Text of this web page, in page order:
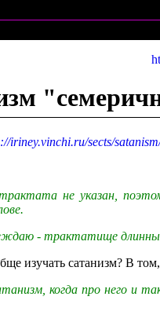
iriney.vinchi.ru/sects/
не указан,
- трактатище
изучать сатанизм? В
когда про него и